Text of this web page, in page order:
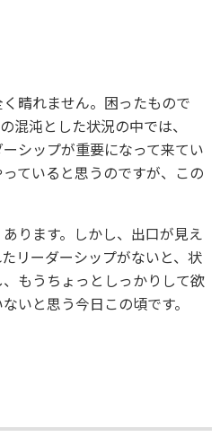
晴れません。 困ったもので
混沌とした状況の中では、
シップが重要になって来てい
ていると思うのですが、 この
ります。しかし、 出口が見え
リーダーシップがないと、 状
、もうちょっとしっかりして欲
いと思う今日この頃です。